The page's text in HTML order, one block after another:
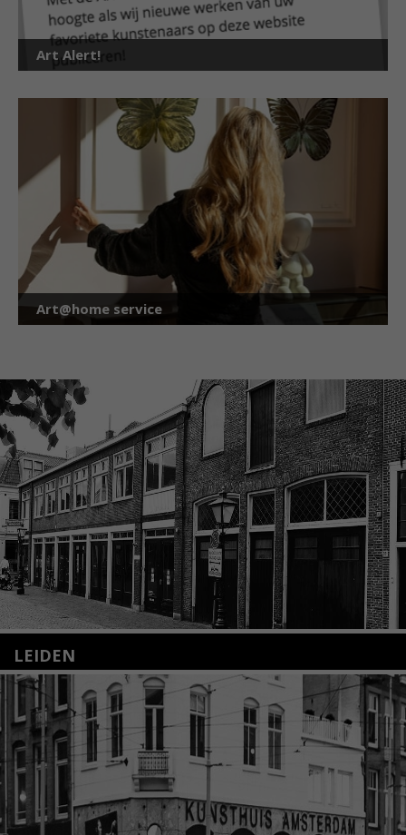
Art Alert!
Art@home service
LEIDEN
Nieuwstraat 35
2312 KA Leiden
+31(0)71 – 52 84 480
info@kunsthuisleiden.nl
Lees meer